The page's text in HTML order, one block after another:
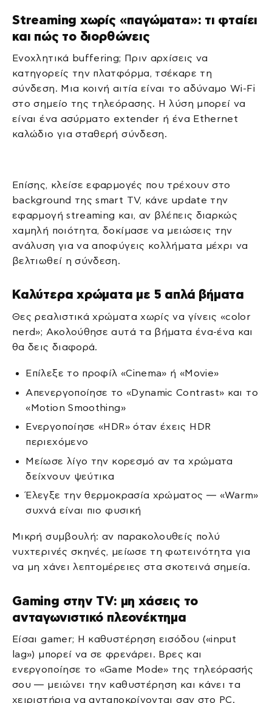
Streaming χωρίς «παγώματα»: τι φταίει
και πώς το διορθώνεις
Ενοχλητικά buffering; Πριν αρχίσεις να
κατηγορείς την πλατφόρμα, τσέκαρε τη
σύνδεση. Μια κοινή αιτία είναι το αδύναμο Wi-Fi
στο σημείο της τηλεόρασης. Η λύση μπορεί να
είναι ένα ασύρματο extender ή ένα Ethernet
καλώδιο για σταθερή σύνδεση.
Επίσης, κλείσε εφαρμογές που τρέχουν στο
background της smart TV, κάνε update την
εφαρμογή streaming και, αν βλέπεις διαρκώς
χαμηλή ποιότητα, δοκίμασε να μειώσεις την
ανάλυση για να αποφύγεις κολλήματα μέχρι να
βελτιωθεί η σύνδεση.
Καλύτερα χρώματα με 5 απλά βήματα
Θες ρεαλιστικά χρώματα χωρίς να γίνεις «color
nerd»; Ακολούθησε αυτά τα βήματα ένα-ένα και
θα δεις διαφορά.
Επίλεξε το προφίλ «Cinema» ή «Movie»
Απενεργοποίησε το «Dynamic Contrast» και το
«Motion Smoothing»
Ενεργοποίησε «HDR» όταν έχεις HDR
περιεχόμενο
Μείωσε λίγο την κορεσμό αν τα χρώματα
δείχνουν ψεύτικα
Έλεγξε την θερμοκρασία χρώματος — «Warm»
συχνά είναι πιο φυσική
Μικρή συμβουλή: αν παρακολουθείς πολύ
νυχτερινές σκηνές, μείωσε τη φωτεινότητα για
να μη χάνει λεπτομέρειες στα σκοτεινά σημεία.
Gaming στην TV: μη χάσεις το
ανταγωνιστικό πλεονέκτημα
Είσαι gamer; Η καθυστέρηση εισόδου («input
lag») μπορεί να σε φρενάρει. Βρες και
ενεργοποίησε το «Game Mode» της τηλεόρασής
σου — μειώνει την καθυστέρηση και κάνει τα
χειριστήρια να ανταποκρίνονται σαν στο PC.